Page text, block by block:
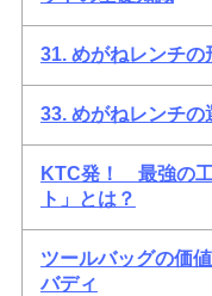
31. めがねレンチの
33. めがねレンチの
KTC発！ 最強の
ト」とは？
ツールバッグの価
バディ